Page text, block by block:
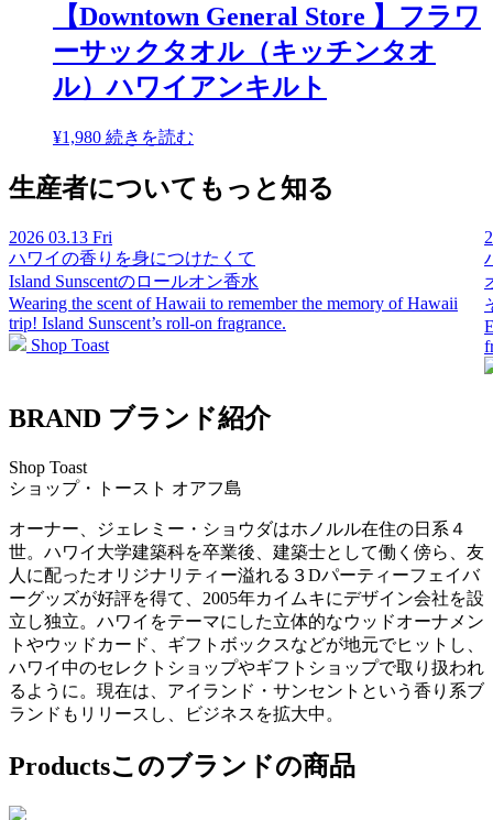
【Downtown General Store 】フラワ
ーサックタオル（キッチンタオ
ル）ハワイアンキルト
¥1,980 続きを読む
生産者についてもっと知る
2026 03.13 Fri
ハワイの香りを身につけたくて
Island Sunscentのロールオン香水
Wearing the scent of Hawaii to remember the memory of Hawaii
trip! Island Sunscent’s roll-on fragrance.
Shop Toast
BRAND ブランド紹介
Shop Toast
ショップ・トースト オアフ島
オーナー、ジェレミー・ショウダはホノルル在住の日系４
世。ハワイ大学建築科を卒業後、建築士として働く傍ら、友
人に配ったオリジナリティー溢れる３Dパーティーフェイバ
ーグッズが好評を得て、2005年カイムキにデザイン会社を設
立し独立。ハワイをテーマにした立体的なウッドオーナメン
トやウッドカード、ギフトボックスなどが地元でヒットし、
ハワイ中のセレクトショップやギフトショップで取り扱われ
るように。現在は、アイランド・サンセントという香り系ブ
ランドもリリースし、ビジネスを拡大中。
Productsこのブランドの商品